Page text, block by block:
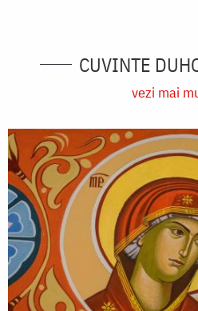
CUVINTE
vezi mai